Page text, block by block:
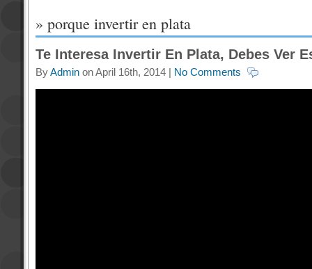
» porque invertir en plata
Te Interesa Invertir En Plata, Debes Ver
ByAdminon April 16th, 2014 | No Comments